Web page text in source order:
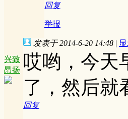
回复
举报
兴致
昂扬
发表于 2014-6-20 14:48 |
哎哟，今天
了，然后就
回复